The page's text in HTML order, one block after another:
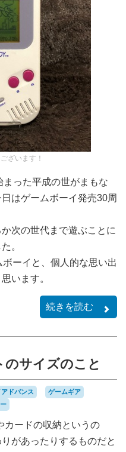
ざいます！
った平成の世がまもな
はゲームボーイ発売30周
次の世代まで遊ぶことに
。
ーイと、個人的な思い出
います。
続きを読む
のサイズのこと
ドバンス
ゲームギア
カードの収納というの
があったりするものだと